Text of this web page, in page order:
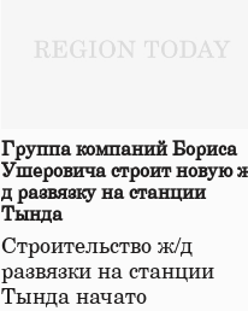
Группа компаний Бориса
Ушеровича строит новую
д развязку на станции
Тында
Строительство ж/д
развязки на станции
Тында начато